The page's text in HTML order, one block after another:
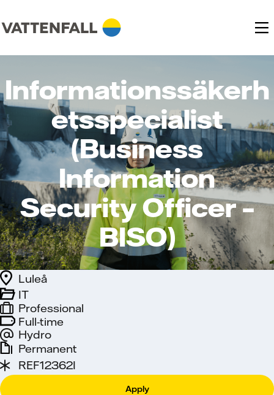
Informationssäkerh
etsspecialist
(Business
Information
Security Officer –
BISO)
Full-time
Hydro
IT
Luleå
Professional
Permanent
REF12362I
Apply